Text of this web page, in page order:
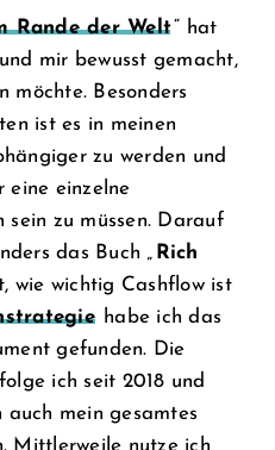
Rande der Welt“ hat
mir bewusst gemacht,
möchte. Besonders
ist es in meinen
zu werden und
einzelne
sein zu müssen. Darauf
das Buch „ Rich
wie wichtig Cashflow ist
habe ich das
gefunden. Die
ich seit 2018 und
auch mein gesamtes
Mittlerweile nutze ich